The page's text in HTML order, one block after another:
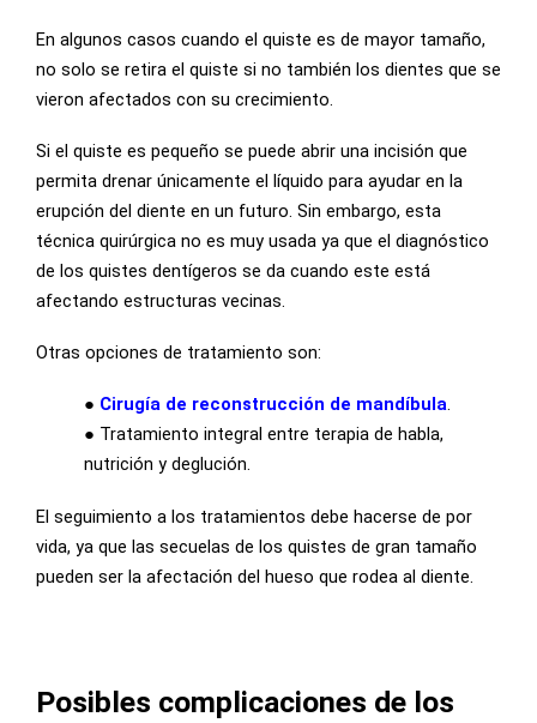
En algunos casos cuando el quiste es de mayor tamaño,
no solo se retira el quiste si no también los dientes que se
vieron afectados con su crecimiento.
Si el quiste es pequeño se puede abrir una incisión que
permita drenar únicamente el líquido para ayudar en la
erupción del diente en un futuro. Sin embargo, esta
técnica quirúrgica no es muy usada ya que el diagnóstico
de los quistes dentígeros se da cuando este está
afectando estructuras vecinas.
Otras opciones de tratamiento son:
● Cirugía de reconstrucción de mandíbula.
● Tratamiento integral entre terapia de habla,
nutrición y deglución.
El seguimiento a los tratamientos debe hacerse de por
vida, ya que las secuelas de los quistes de gran tamaño
pueden ser la afectación del hueso que rodea al diente.
Posibles complicaciones de los